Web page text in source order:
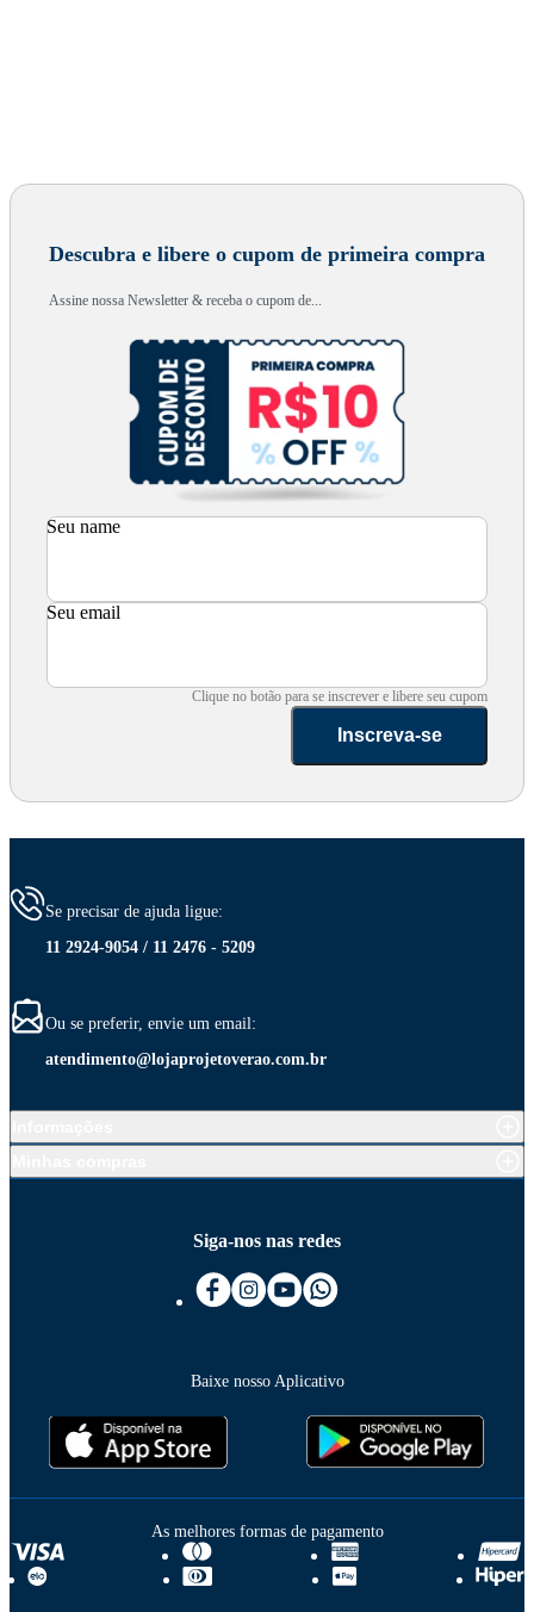
Descubra e libere o cupom de primeira compra
Assine nossa Newsletter & receba o cupom de...
Seu name
Seu email
Clique no botão para se inscrever e libere seu cupom
Inscreva-se
Se precisar de ajuda ligue:
11 2924-9054 / 11 2476 - 5209
Ou se preferir, envie um email:
atendimento@lojaprojetoverao.com.br
Siga-nos nas redes
Baixe nosso Aplicativo
As melhores formas de pagamento